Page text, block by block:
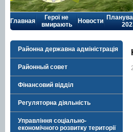
Главная
Герої не
вмирають
Новости
Районна державна адміністрація
Районный совет
Фінансовий відділ
Регуляторна діяльність
Управління соціально-
економічного розвитку території